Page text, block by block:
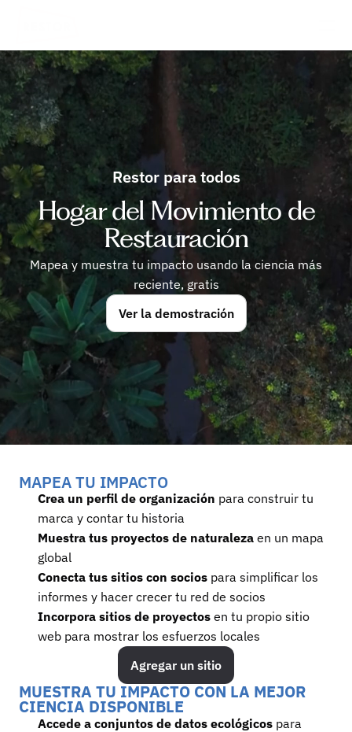
Restor para todos
Hogar del Movimiento de
Restauración
Mapea y muestra tu impacto usando la ciencia más
reciente, gratis
Ver la demostración
MAPEA TU IMPACTO
Crea un perfil de organización para construir tu
marca y contar tu historia
Muestra tus proyectos de naturaleza en un mapa
global
Conecta tus sitios con socios para simplificar los
informes y hacer crecer tu red de socios
Incorpora sitios de proyectos en tu propio sitio
web para mostrar los esfuerzos locales
Agregar un sitio
MUESTRA TU IMPACTO CON LA MEJOR
CIENCIA DISPONIBLE
Accede a conjuntos de datos ecológicos para